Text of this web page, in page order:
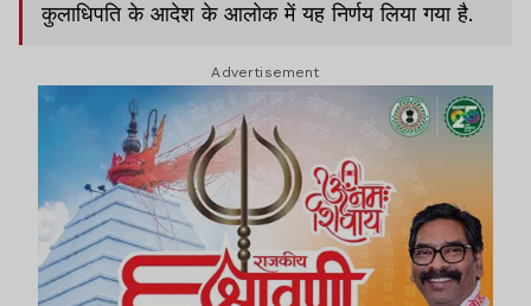
कुलाधिपति के आदेश के आलोक में यह निर्णय लिया गया है.
Advertisement